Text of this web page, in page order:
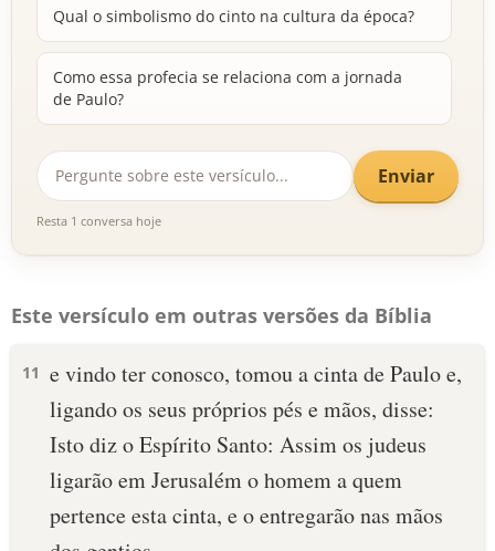
Qual o simbolismo do cinto na cultura da época?
Como essa profecia se relaciona com a jornada
de Paulo?
Enviar
Resta 1 conversa hoje
Este versículo em outras versões da Bíblia
11 e vindo ter conosco, tomou a cinta de Paulo e,
ligando os seus próprios pés e mãos, disse:
Isto diz o Espírito Santo: Assim os judeus
ligarão em Jerusalém o homem a quem
pertence esta cinta, e o entregarão nas mãos